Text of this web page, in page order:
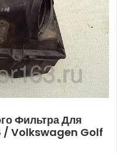
Фильтра Для
/ Volkswagen Golf